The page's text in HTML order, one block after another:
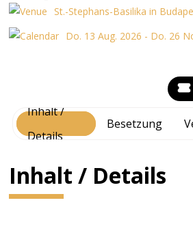
St.-Stephans-Basilika in
Do. 13 Aug. 2026 - Do. 26
Inhalt /
Details
Besetzung
Inhalt / Details